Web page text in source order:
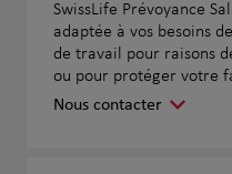
SwissLife Prévoyance
adaptée à vos besoins
de travail pour raisons
ou pour protéger votre
Nous contacter